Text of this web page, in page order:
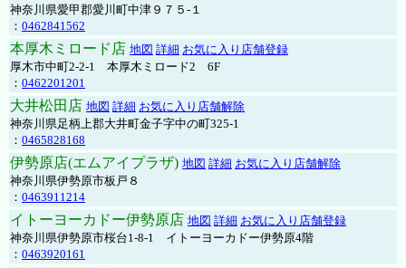
神奈川県愛甲郡愛川町中津９７５-１
： 0462841562
本厚木ミロード店 地図 詳細 お気に入り店舗登録
厚木市中町2-2-1 本厚木ミロード2 6F
： 0462201201
大井松田店 地図 詳細 お気に入り店舗解除
神奈川県足柄上郡大井町金子字中の町325-1
： 0465828168
伊勢原店(エムアイプラザ) 地図 詳細 お気に入り店舗解除
神奈川県伊勢原市板戸８
： 0463911214
イトーヨーカドー伊勢原店 地図 詳細 お気に入り店舗登録
神奈川県伊勢原市桜台1-8-1 イトーヨーカドー伊勢原4階
： 0463920161